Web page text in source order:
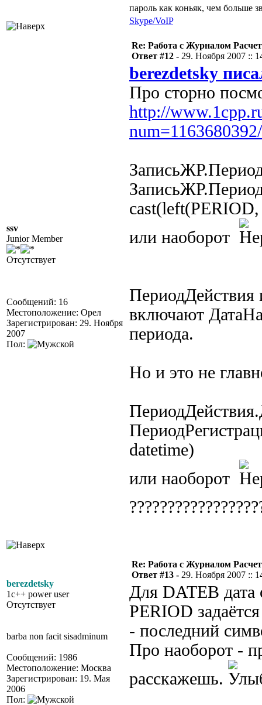
пароль как коньяк, чем больше
Skype/VoIP
ssv
Junior Member
Отсутствует
Сообщений: 16
Местоположение: Орел
Зарегистрирован: 29. Ноября
2007
Пол:
Re: Работа с Журналом
Ответ #12 - 29. Ноября 2007 ::
berezdetsky
Про сторно
http://
или наоборот
ПериодДействия
включают
периода.
Но и это не
datetime)
или наоборот
berezdetsky
1c++ power user
Отсутствует
barba non facit sisadminum
Сообщений: 1986
Местоположение: Москва
Зарегистрирован: 19. Мая
2006
Пол:
Re: Работа с Журналом
Ответ #13 - 29. Ноября 2007 ::
Для DATEB дата
PERIOD
- последний
Про наоборот -
расскажешь.